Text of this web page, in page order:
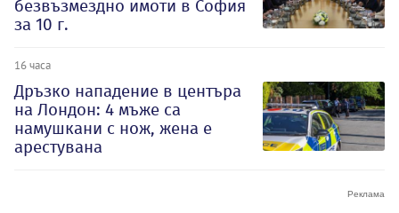
безвъзмездно имоти в София
за 10 г.
16 часа
Дръзко нападение в центъра
на Лондон: 4 мъже са
намушкани с нож, жена е
арестувана